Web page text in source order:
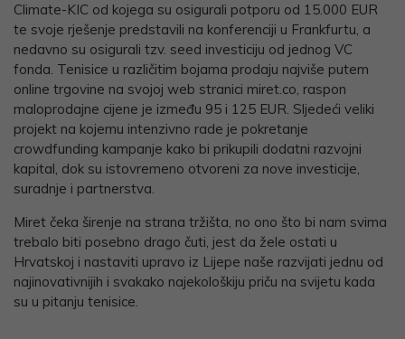
Climate-KIC od kojega su osigurali potporu od 15.000 EUR
te svoje rješenje predstavili na konferenciji u Frankfurtu, a
nedavno su osigurali tzv. seed investiciju od jednog VC
fonda. Tenisice u različitim bojama prodaju najviše putem
online trgovine na svojoj web stranici miret.co, raspon
maloprodajne cijene je između 95 i 125 EUR. Sljedeći veliki
projekt na kojemu intenzivno rade je pokretanje
crowdfunding kampanje kako bi prikupili dodatni razvojni
kapital, dok su istovremeno otvoreni za nove investicije,
suradnje i partnerstva.
Miret čeka širenje na strana tržišta, no ono što bi nam svima
trebalo biti posebno drago čuti, jest da žele ostati u
Hrvatskoj i nastaviti upravo iz Lijepe naše razvijati jednu od
najinovativnijih i svakako najekološkiju priču na svijetu kada
su u pitanju tenisice.